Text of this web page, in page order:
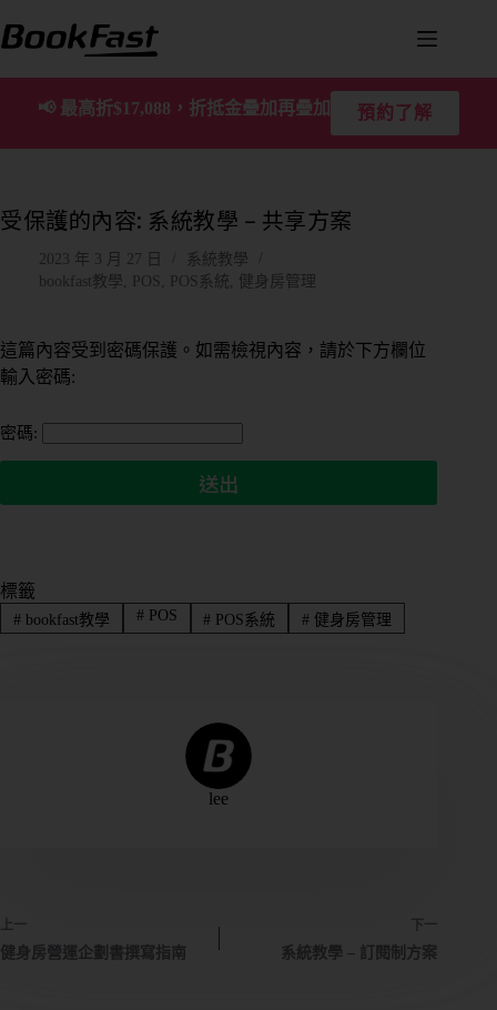
📢 最高折$17,088，折抵金疊加再疊加 預約了解
受保護的內容: 系統教學 – 共享方案
2023 年 3 月 27 日
系統教學
bookfast教學, POS, POS系統, 健身房管理
這篇內容受到密碼保護。如需檢視內容，請於下方欄位
輸入密碼:
密碼:
標籤
#bookfast教學 #POS # POS系統 # 健身房管理
lee
上一
健身房營運企劃書撰寫指南
下一
系統教學 – 訂閱制方案